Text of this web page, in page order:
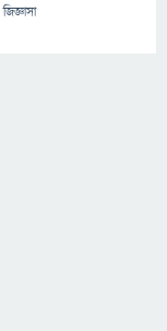
জিজ্ঞাসা